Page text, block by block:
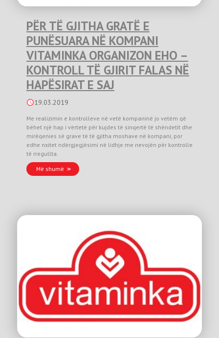
PËR TË GJITHA GRATË E
PUNËSUARA NË KOMPANI
VITAMINKA ORGANIZON EHO –
KONTROLL TË GJIRIT FALAS NË
HAPËSIRAT E SAJ
19.03.2019
Me realizimin e kontrolleve në vetë kompaninë jo vetëm që
bëhet një hap i vërtetë për kujdes të sinqertë të shëndetit dhe
mirëqenies së grave të të gjitha moshave në kompani, por
edhe nxitet ndërgjegjësimi në lidhje me nevojën për kontrolle
të rregullta.
Më shumë